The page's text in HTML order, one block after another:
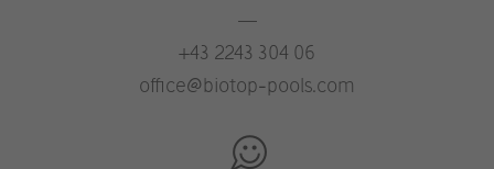
—
+43 2243 304 06
office@biotop-pools.com